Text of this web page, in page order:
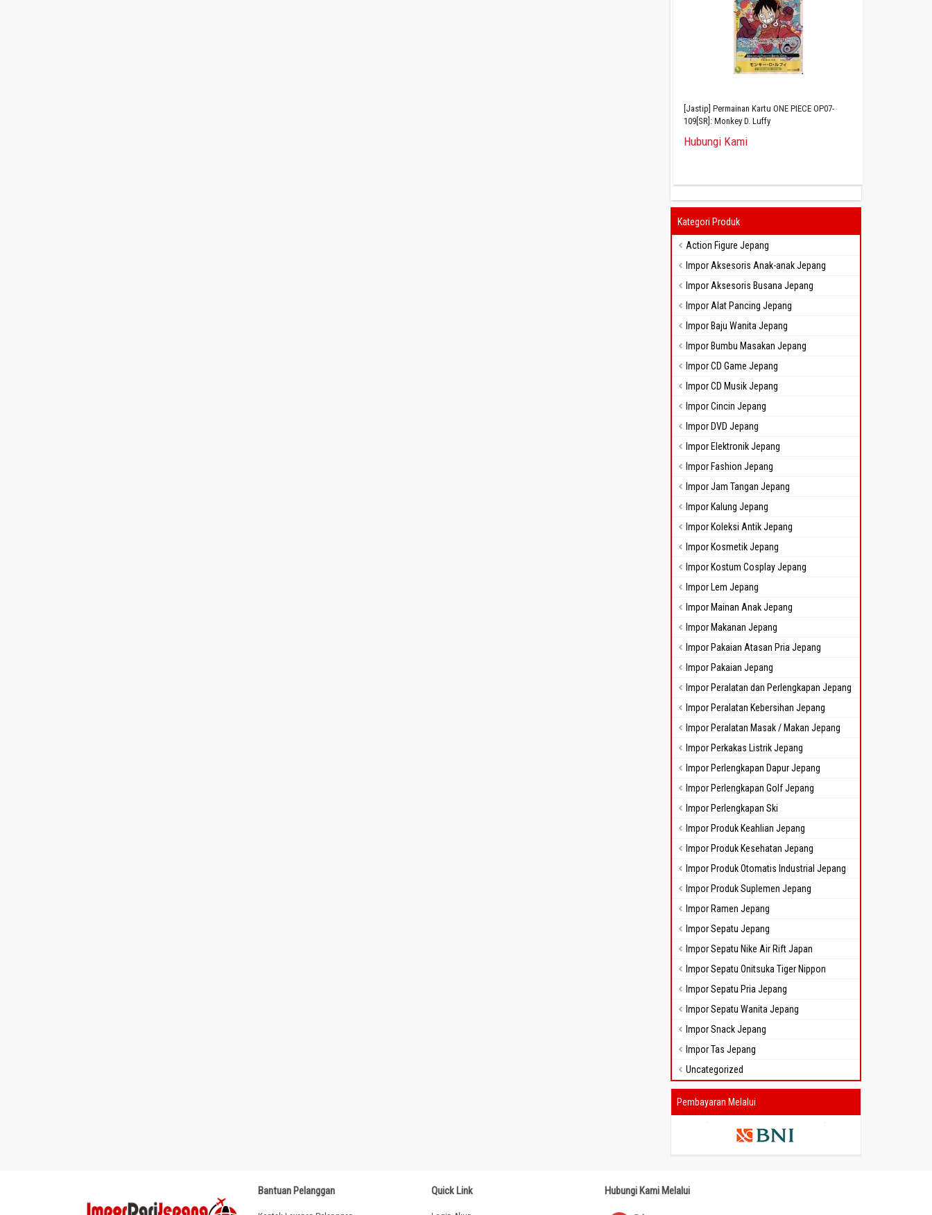
[Jastip] Permainan Kartu ONE PIECE OP07-
109[SR]: Monkey D. Luffy
Hubungi Kami
Kategori Produk
Action Figure Jepang
Impor Aksesoris Anak-anak Jepang
Impor Aksesoris Busana Jepang
Impor Alat Pancing Jepang
Impor Baju Wanita Jepang
Impor Bumbu Masakan Jepang
Impor CD Game Jepang
Impor CD Musik Jepang
Impor Cincin Jepang
Impor DVD Jepang
Impor Elektronik Jepang
Impor Fashion Jepang
Impor Jam Tangan Jepang
Impor Kalung Jepang
Impor Koleksi Antik Jepang
Impor Kosmetik Jepang
Impor Kostum Cosplay Jepang
Impor Lem Jepang
Impor Mainan Anak Jepang
Impor Makanan Jepang
Impor Pakaian Atasan Pria Jepang
Impor Pakaian Jepang
Impor Peralatan dan Perlengkapan Jepang
Impor Peralatan Kebersihan Jepang
Impor Peralatan Masak / Makan Jepang
Impor Perkakas Listrik Jepang
Impor Perlengkapan Dapur Jepang
Impor Perlengkapan Golf Jepang
Impor Perlengkapan Ski
Impor Produk Keahlian Jepang
Impor Produk Kesehatan Jepang
Impor Produk Otomatis Industrial Jepang
Impor Produk Suplemen Jepang
Impor Ramen Jepang
Impor Sepatu Jepang
Impor Sepatu Nike Air Rift Japan
Impor Sepatu Onitsuka Tiger Nippon
Impor Sepatu Pria Jepang
Impor Sepatu Wanita Jepang
Impor Snack Jepang
Impor Tas Jepang
Uncategorized
Pembayaran Melalui
Bantuan Pelanggan Quick Link Hubungi Kami Melalui